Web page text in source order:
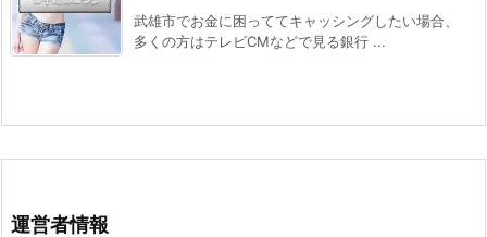
武雄市でお金に困っててキャッシングしたい場合、
多くの方はテレビCMなどで見る銀行 ...
運営者情報